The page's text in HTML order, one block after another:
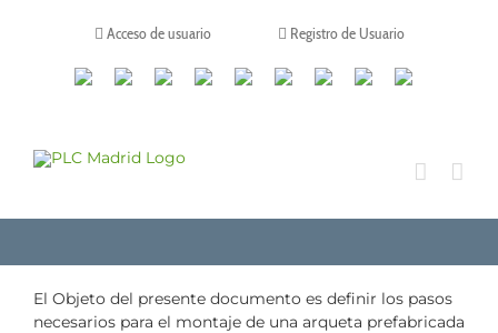
Acceso de usuario Registro de Usuario
CanalesLinkedinYoutubeTiktokFacebookInstagram
X TwitchContacto
El Objeto del presente documento es definir los pasos
necesarios para el montaje de una arqueta prefabricada